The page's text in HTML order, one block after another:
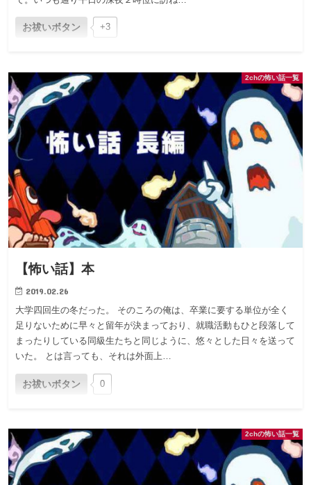
お祓いボタン +3
2chの怖い話一覧
【怖い話】本
2019.02.26
大学四回生の冬だった。 そのころの俺は、卒業に要する単位が全く
足りないために早々と留年が決まっており、就職活動もひと段落して
まったりしている同級生たちと同じように、悠々とした日々を送って
いた。 とは言っても、それは外面上…
お祓いボタン 0
2chの怖い話一覧